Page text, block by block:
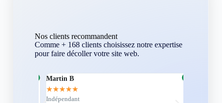
Nos clients recommandent
Comme + 168 clients choisissez notre expertise
pour faire décoller votre site web.
Martin B
★★★★
Indépendant